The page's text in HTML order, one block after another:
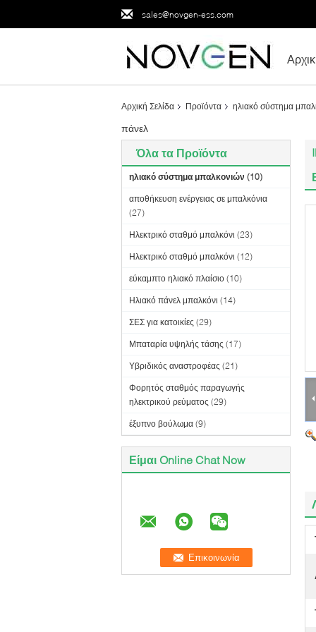
sales@novgen-ess.com
Αρχική Σελίδα Προϊόντα ηλιακό σύστημα
πάνελ
Όλα τα Προϊόντα
ηλιακό σύστημα μπαλκονιών (10)
αποθήκευση ενέργειας σε μπαλκόνια
(27)
Ηλεκτρικό σταθμό μπαλκόνι (23)
Ηλεκτρικό σταθμό μπαλκόνι (12)
εύκαμπτο ηλιακό πλαίσιο (10)
Ηλιακό πάνελ μπαλκόνι (14)
ΣΕΣ για κατοικίες (29)
Μπαταρία υψηλής τάσης (17)
Υβριδικός αναστροφέας (21)
Φορητός σταθμός παραγωγής
ηλεκτρικού ρεύματος (29)
έξυπνο βούλωμα (9)
Είμαι Online Chat Now